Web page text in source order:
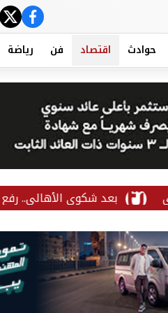
حوادث اقتصاد فن رياضة
بعد شكوى الأهالي.. رفع حوض